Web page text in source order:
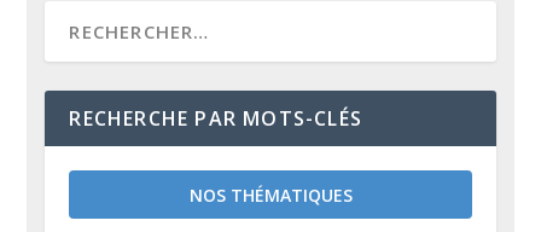
RECHERCHE PAR MOTS-CLÉS
NOS THÉMATIQUES